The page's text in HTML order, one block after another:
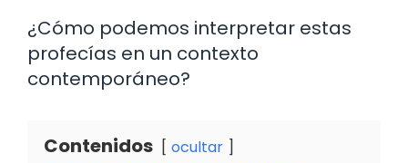
¿Cómo podemos interpretar estas
profecías en un contexto
contemporáneo?
Contenidos ocultar